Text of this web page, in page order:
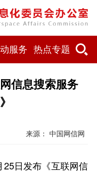
服务 热点专题
信息搜索服务
来源： 中国网信网
日发布《互联网信